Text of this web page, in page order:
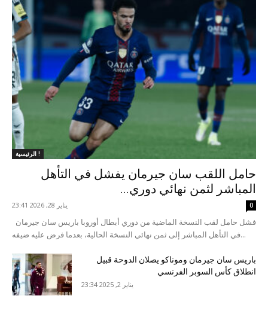
الرئيسية !
حامل اللقب سان جيرمان يفشل في التأهل
المباشر لثمن نهائي دوري...
يناير 28, 2026 23:41 0
في التأهل المباشر إلى ثمن نهائي النسخة الحالية، بعدما فرض عليه ضيفه...
باريس سان جيرمان وموناكو يصلان الدوحة قبيل
انطلاق كأس السوبر الفرنسي
يناير 2, 2025 23:34